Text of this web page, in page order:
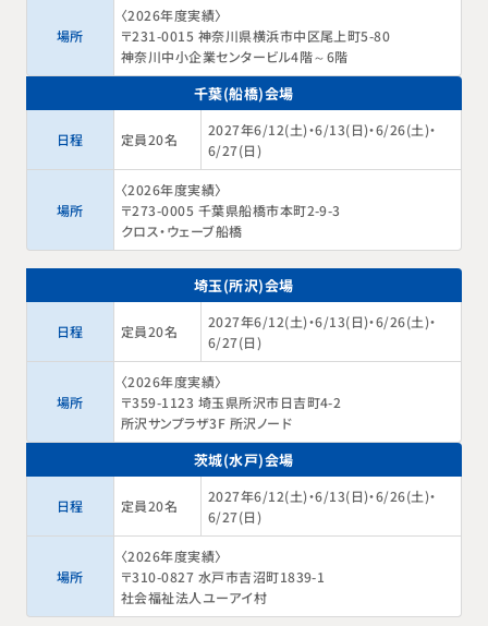
場所
〈2026年度実績〉
〒231-0015 神奈川県横浜市中区尾上町5-80
神奈川中小企業センタービル4階～6階
千葉(船橋)会場
日程 定員20名
2027年6/12(土)・6/13(日)・6/26(土)・
6/27(日)
場所
〈2026年度実績〉
〒273-0005 千葉県船橋市本町2-9-3
クロス・ウェーブ船橋
埼玉(所沢)会場
日程 定員20名
2027年6/12(土)・6/13(日)・6/26(土)・
6/27(日)
場所
〈2026年度実績〉
〒359-1123 埼玉県所沢市日吉町4-2
所沢サンプラザ3F 所沢ノード
茨城(水戸)会場
日程 定員20名
2027年6/12(土)・6/13(日)・6/26(土)・
6/27(日)
場所
〈2026年度実績〉
〒310-0827 水戸市吉沼町1839-1
社会福祉法人ユーアイ村